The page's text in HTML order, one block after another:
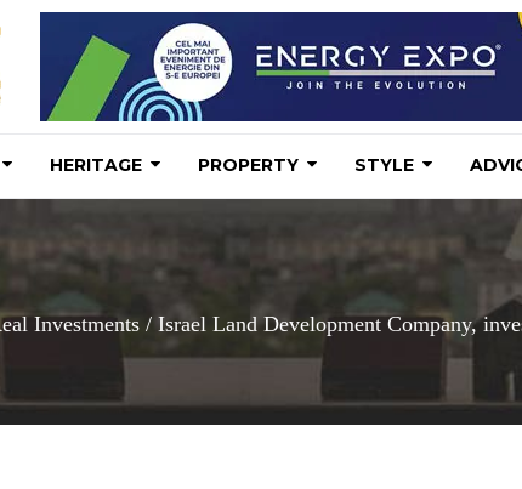
HERITAGE PROPERTY STYLE
Investments / Israel Land Development Company,